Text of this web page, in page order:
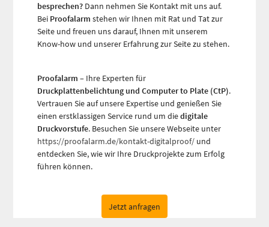
besprechen? Dann nehmen Sie Kontakt mit uns auf.
Bei Proofalarm stehen wir Ihnen mit Rat und Tat zur
Seite und freuen uns darauf, Ihnen mit unserem
Know-how und unserer Erfahrung zur Seite zu stehen.
Proofalarm – Ihre Experten für
Druckplattenbelichtung und Computer to Plate (CtP).
Vertrauen Sie auf unsere Expertise und genießen Sie
einen erstklassigen Service rund um diedigitale
Druckvorstufe. Besuchen Sie unsere Webseite unter
https://proofalarm.de/kontakt-digitalproof/ und
entdecken Sie, wie wir Ihre Druckprojekte zum Erfolg
führen können.
Jetzt anfragen